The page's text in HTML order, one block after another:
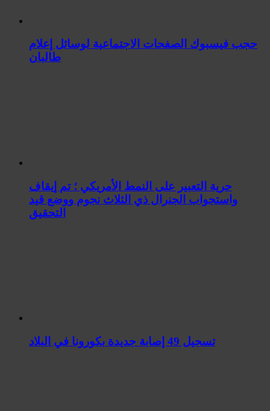
حجب فيسبوك الصفحات الاجتماعية لوسائل إعلام
طالبان
حرية التعبير على النمط الأمريكي ؛ تم إيقاف
واستجواب الجنرال ذي الثلاث نجوم ووضع قید
التحقیق
تسجيل 49 إصابة جديدة بكورونا في البلاد